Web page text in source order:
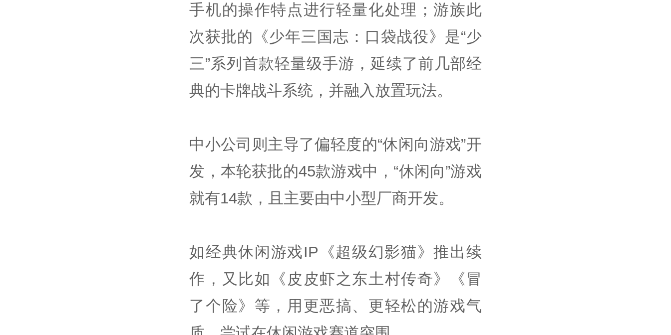
手机的操作特点进行轻量化处理；游族此
次获批的《少年三国志：口袋战役》是“少
三”系列首款轻量级手游，延续了前几部经
典的卡牌战斗系统，并融入放置玩法。
中小公司则主导了偏轻度的“休闲向游戏”开
发，本轮获批的45款游戏中，“休闲向”游戏
就有14款，且主要由中小型厂商开发。
如经典休闲游戏IP《超级幻影猫》推出续
作，又比如《皮皮虾之东土村传奇》《冒
了个险》等，用更恶搞、更轻松的游戏气